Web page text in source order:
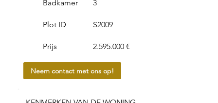
Badkamer 3
Plot ID
Prijs
S2009
2.595.000 €
Neem contact met ons op!